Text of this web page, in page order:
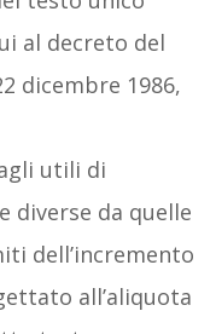
al decreto del
dicembre 1986,
utili di
diverse da quelle
dell’incremento
all’aliquota